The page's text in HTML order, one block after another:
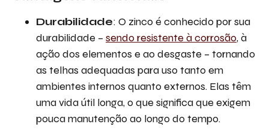
Durabilidade: O zinco é conhecido por sua
durabilidade – sendo resistente à corrosão, à
ação dos elementos e ao desgaste – tornando
as telhas adequadas para uso tanto em
ambientes internos quanto externos. Elas têm
uma vida útil longa, o que significa que exigem
pouca manutenção ao longo do tempo.